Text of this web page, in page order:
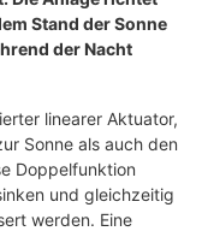
Stand der Sonne
der Nacht
linearer Aktuator,
Sonne als auch den
Doppelfunktion
und gleichzeitig
werden. Eine